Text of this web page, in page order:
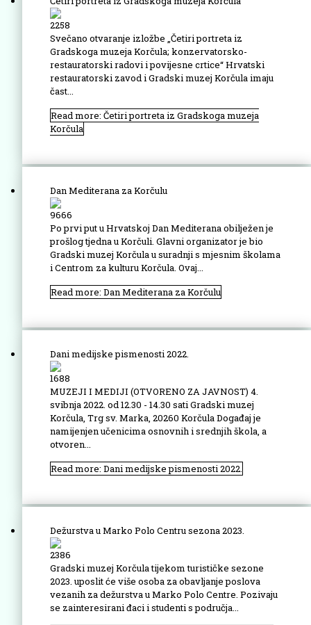
2258
Svečano otvaranje izložbe „Četiri portreta iz
Gradskoga muzeja Korčula; konzervatorsko-
restauratorski radovi i povijesne crtice“ Hrvatski
restauratorski zavod i Gradski muzej Korčula imaju
čast...
Read more: Četiri portreta iz Gradskoga muzeja
Korčula
Dan Mediterana za Korčulu
9666
Po prvi put u Hrvatskoj Dan Mediterana obilježen je
prošlog tjedna u Korčuli. Glavni organizator je bio
Gradski muzej Korčula u suradnji s mjesnim školama
i Centrom za kulturu Korčula. Ovaj...
Read more: Dan Mediterana za Korčulu
Dani medijske pismenosti 2022.
1688
MUZEJI I MEDIJI (OTVORENO ZA JAVNOST) 4.
svibnja 2022. od 12.30 - 14.30 sati Gradski muzej
Korčula, Trg sv. Marka, 20260 Korčula Događaj je
namijenjen učenicima osnovnih i srednjih škola, a
otvoren...
Read more: Dani medijske pismenosti 2022.
Dežurstva u Marko Polo Centru sezona 2023.
2386
Gradski muzej Korčula tijekom turističke sezone
2023. uposlit će više osoba za obavljanje poslova
vezanih za dežurstva u Marko Polo Centre. Pozivaju
se zainteresirani đaci i studenti s područja...